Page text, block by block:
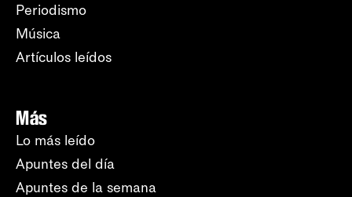
Periodismo
Música
Artículos leídos
Más
Lo más leído
Apuntes del día
Apuntes de la semana